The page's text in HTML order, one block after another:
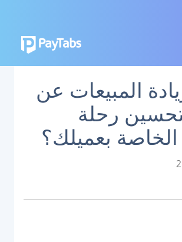
المنتجات
تطبيق بايمز الشامل
التوسع
منصة تنظيم العمليات البنكية
المبيعات عن
رحلة
الخاصة بعميلك؟